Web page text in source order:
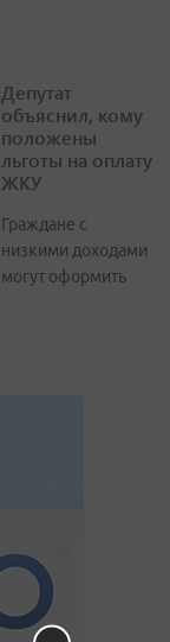
Депутат
объяснил, кому
положены
льготы на оплату
ЖКУ
Граждане с
низкими доходами
могут оформить